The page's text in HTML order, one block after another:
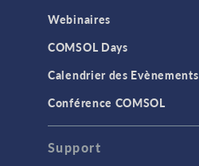
Webinaires
COMSOL Days
Calendrier des Evènements
Conférence COMSOL
Support